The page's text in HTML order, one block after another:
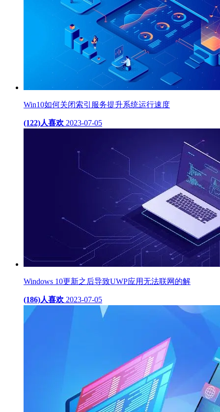
Win10如何关闭索引服务提升系统运行速度
(122)人喜欢 2023-07-05
Windows 10更新之后导致UWP应用无法联网的解
(186)人喜欢 2023-07-05